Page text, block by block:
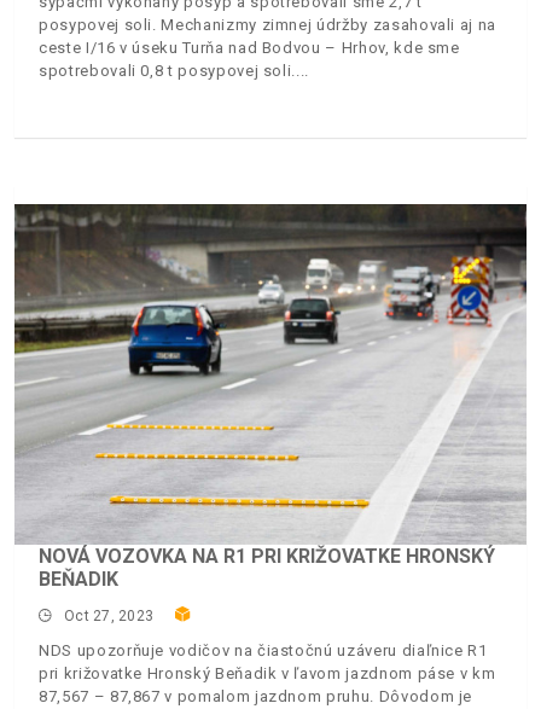
posypovej soli. Mechanizmy zimnej údržby zasahovali aj na
ceste I/16 v úseku Turňa nad Bodvou – Hrhov, kde sme
spotrebovali 0,8 t posypovej soli.
NOVÁ VOZOVKA NA R1 PRI KRIŽOVATKE HRONSKÝ
BEŇADIK
Oct 27, 2023
NDS upozorňuje vodičov na čiastočnú uzáveru diaľnice R1
pri križovatke Hronský Beňadik v ľavom jazdnom páse v km
87,567 – 87,867 v pomalom jazdnom pruhu. Dôvodom je